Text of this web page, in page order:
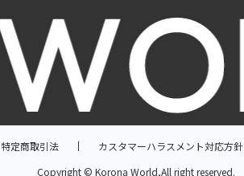
特定商取引法 カスタマーハラスメント対応方針
Copyright © Korona World,All right reserved.